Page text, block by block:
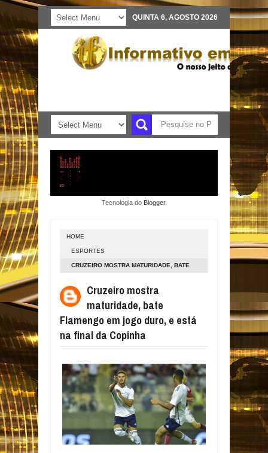
QUINTA 6, AGOSTO 2026
Tecnologia do Blogger.
HOME
ESPORTES
CRUZEIRO MOSTRA MATURIDADE, BATE
FINAL DA COPINHA
Cruzeiro mostra
maturidade, bate
Flamengo em jogo duro, e está
na final da Copinha